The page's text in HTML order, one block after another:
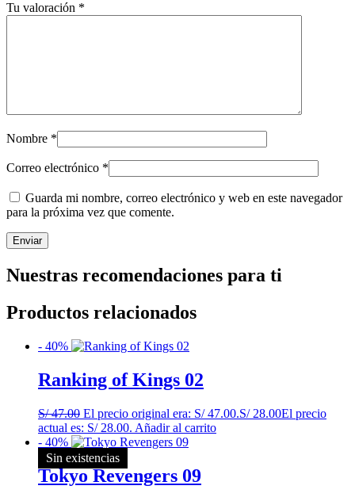
Tu valoración *
Nombre *
Correo electrónico *
Guarda mi nombre, correo electrónico y web en este navegador
para la próxima vez que comente.
Nuestras recomendaciones para ti
Productos relacionados
- 40%
Ranking of Kings 02
S/47.00 El precio original era: S/ 47.00.S/28.00El precio
actual es: S/ 28.00. Añadir al carrito
- 40%
Tokyo Revengers 09
Sin existencias